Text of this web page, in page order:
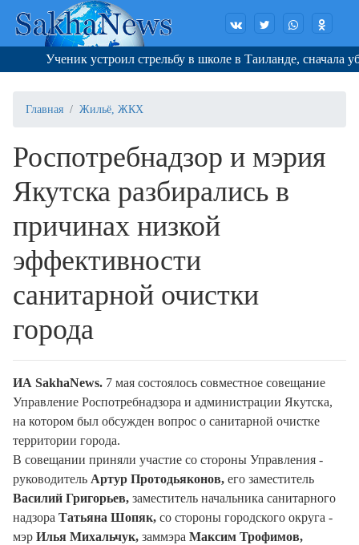
Ученик устроил стрельбу в школе в Таиланде, сначала убив
Главная Жильё, ЖКХ
Роспотребнадзор и мэрия
Якутска разбирались в
причинах низкой
эффективности
санитарной очистки
города
ИА SakhaNews. 7 мая состоялось совместное совещание
Управление Роспотребнадзора и администрации Якутска,
на котором был обсужден вопрос о санитарной очистке
территории города.
В совещании приняли участие со стороны Управления -
руководитель Артур Протодьяконов, его заместитель
Василий Григорьев, заместитель начальника санитарного
надзора Татьяна Шопяк, со стороны городского округа -
мэр Илья Михальчук, заммэра Максим Трофимов,